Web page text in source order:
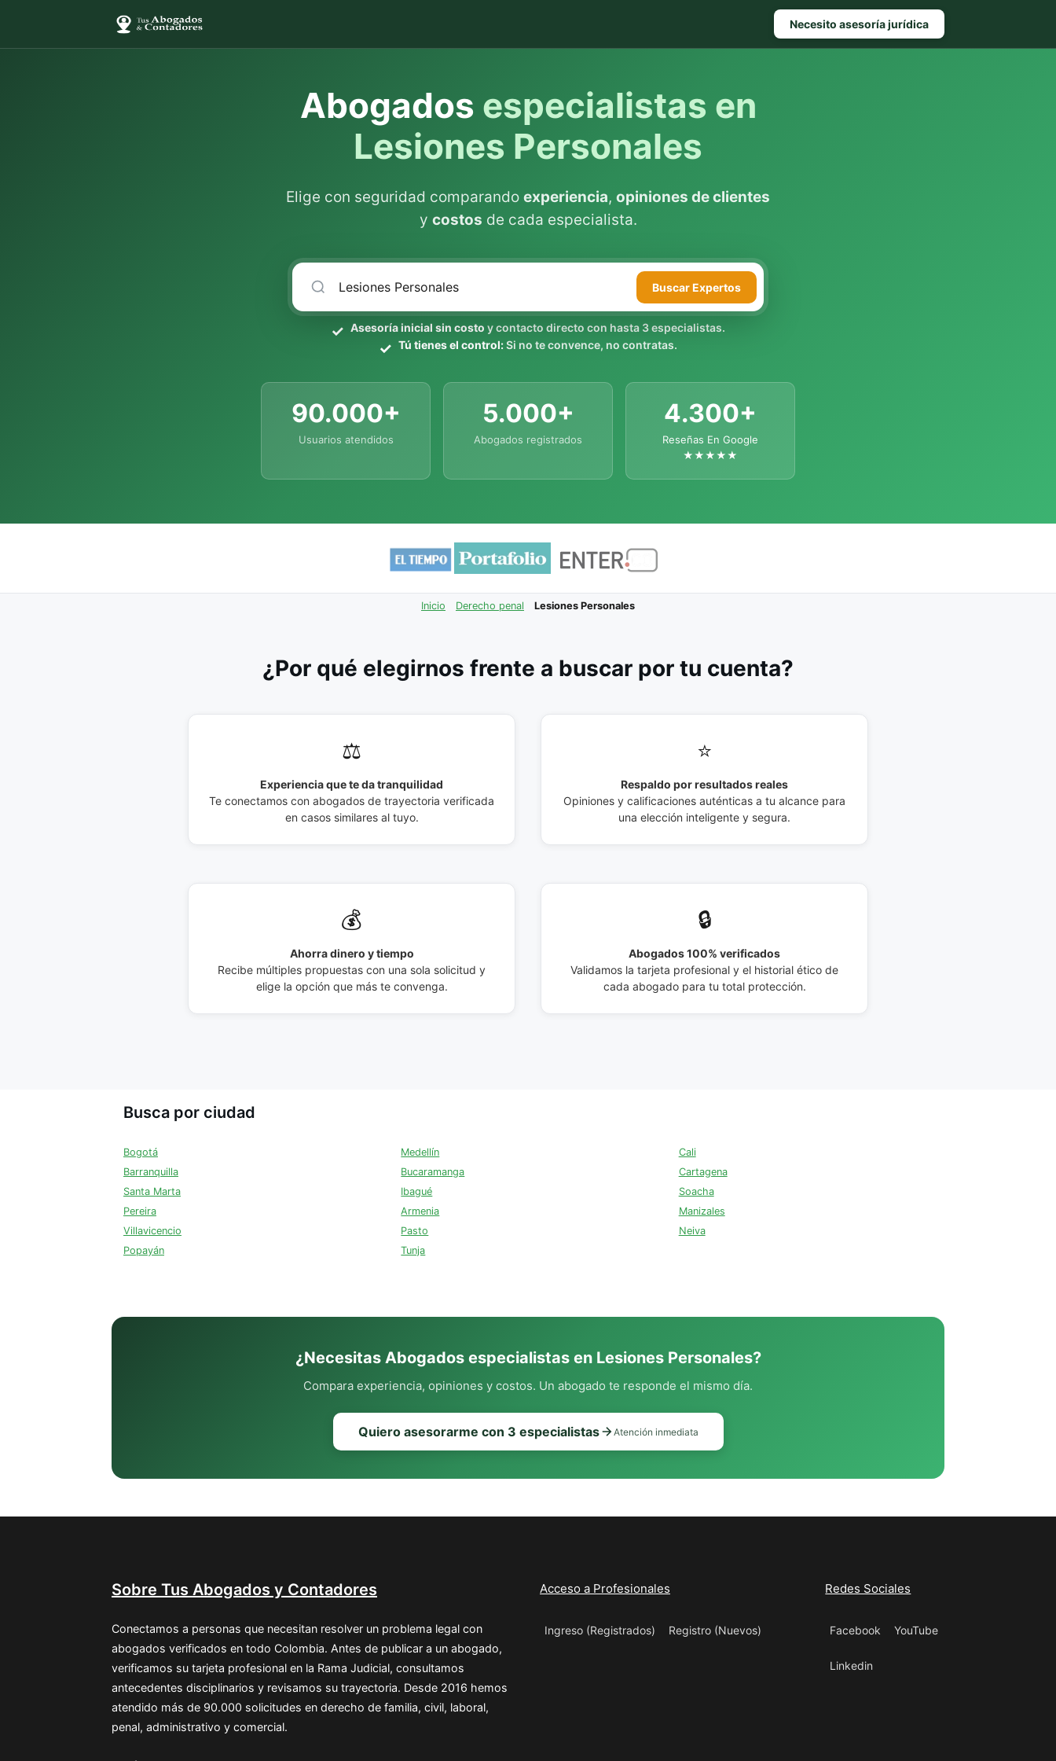
Necesito asesoría jurídica
Abogados especialistas en
Lesiones Personales
Elige con seguridad comparando experiencia, opiniones de clientes
y costos de cada especialista.
BuscarExpertos
Asesoría inicial sin costo y contacto directo con hasta 3 especialistas.
Tú tienes el control:Si no te convence, no contratas.
90.000+
Usuarios atendidos
5.000+
Abogados registrados
4.300+
Reseñas En Google
★★★★★
Inicio Derecho penal Lesiones Personales
¿Por qué elegirnos frente a buscar por tu cuenta?
⚖️
Experiencia que te da tranquilidad
Te conectamos con abogados de trayectoria verificada
en casos similares al tuyo.
⭐
Respaldo por resultados reales
Opiniones y calificaciones auténticas a tu alcance para
una elección inteligente y segura.
💰
Ahorra dinero y tiempo
Recibe múltiples propuestas con una sola solicitud y
elige la opción que más te convenga.
🔒
Abogados 100% verificados
Validamos la tarjeta profesional y el historial ético de
cada abogado para tu total protección.
Busca por ciudad
Bogotá Medellín
Cali
Barranquilla
Bucaramanga
Cartagena
Santa Marta
Ibagué
Soacha
Pereira
Armenia
Manizales
Villavicencio
Pasto
Neiva
Popayán
Tunja
¿Necesitas Abogados especialistas en Lesiones Personales?
Compara experiencia, opiniones y costos. Un abogado te responde el mismo día.
Quiero asesorarme con 3 especialistas Atención inmediata
Sobre Tus Abogados y Contadores
Conectamos a personas que necesitan resolver un problema legal con
abogados verificados en todo Colombia. Antes de publicar a un abogado,
verificamos su tarjeta profesional en la Rama Judicial, consultamos
antecedentes disciplinarios y revisamos su trayectoria. Desde 2016 hemos
atendido más de 90.000 solicitudes en derecho de familia, civil, laboral,
penal, administrativo y comercial.
Acceso a Profesionales
Ingreso (Registrados) Registro (Nuevos)
Redes Sociales
Facebook YouTube
Linkedin